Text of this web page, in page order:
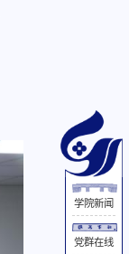
学院新闻
党群在线